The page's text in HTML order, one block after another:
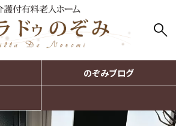
のぞみブログ